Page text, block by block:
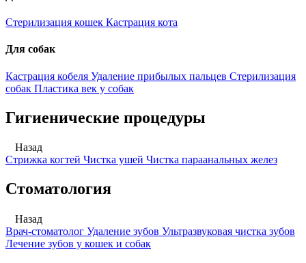
Стерилизация кошек Кастрация кота
Для собак
Кастрация кобеля Удаление прибылых пальцев Стерилизация
собак Пластика век у собак
Гигиенические процедуры
Назад
Стрижка когтей Чистка ушей Чистка параанальных желез
Стоматология
Назад
Врач-стоматолог Удаление зубов Ультразвуковая чистка зубов
Лечение зубов у кошек и собак